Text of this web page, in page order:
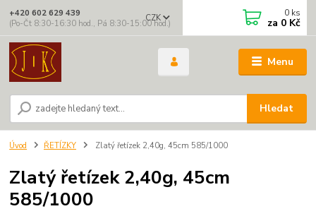
Menu
CZK
Hledat
+420 602 629 439
(Po-Čt 8:30-16:30 hod., Pá 8:30-15:00 hod.)
0 ks
za 0 Kč
Úvod ŘETÍZKY Zlatý řetízek 2,40g, 45cm 585/1000
Zlatý řetízek 2,40g, 45cm
585/1000